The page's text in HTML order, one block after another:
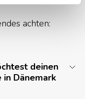
achten:
deinen
in Dänemark